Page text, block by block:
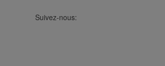
Suivez-nous: